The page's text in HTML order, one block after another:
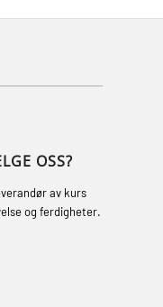
Industrivern
HABD, inkl.
OSS?
av kurs
og ferdigheter.